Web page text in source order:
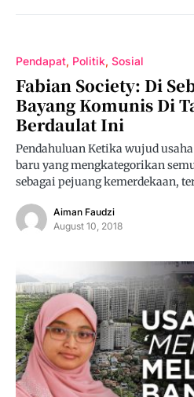
Pendapat Politik Sosial
Fabian Society: Di
Bayang Komunis Di
Berdaulat Ini
Pendahuluan Ketika wujud
baru yang mengkategorikan
sebagai pejuang kemerdekaan,
Aiman Faudzi
August 10, 2018